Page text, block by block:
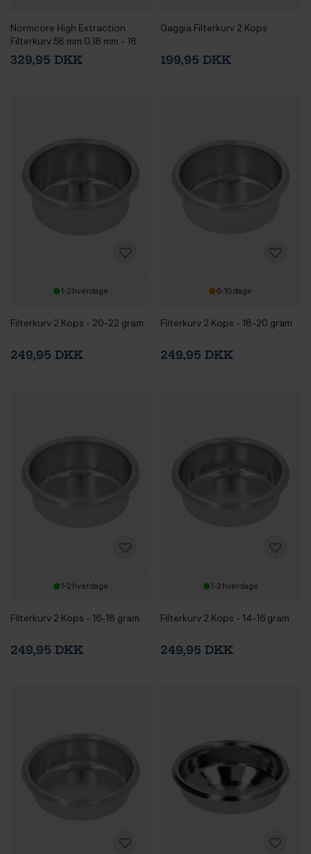
Normcore High Extraction
Filterkurv 58 mm 0,18 mm - 18
gram
329,95 DKK
Gaggia Filterkurv 2 Kops
199,95 DKK
1-2 hverdage
Filterkurv 2 Kops - 20-22 gram
249,95 DKK
6-10 dage
Filterkurv 2 Kops - 18-20 gram
249,95 DKK
1-2 hverdage
Filterkurv 2 Kops - 16-18 gram
249,95 DKK
1-2 hverdage
Filterkurv 2 Kops - 14-16 gram
249,95 DKK